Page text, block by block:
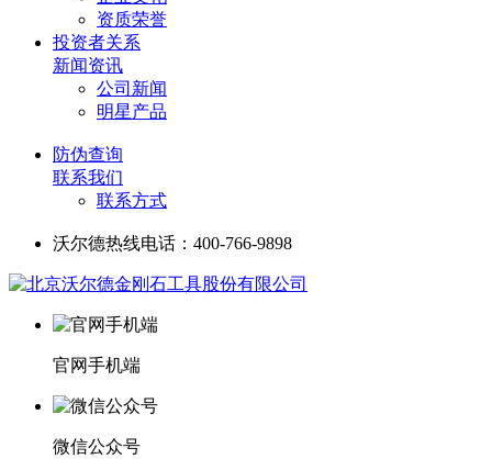
资质荣誉
投资者关系
新闻资讯
公司新闻
明星产品
防伪查询
联系我们
联系方式
沃尔德热线电话：400-766-9898
官网手机端
微信公众号